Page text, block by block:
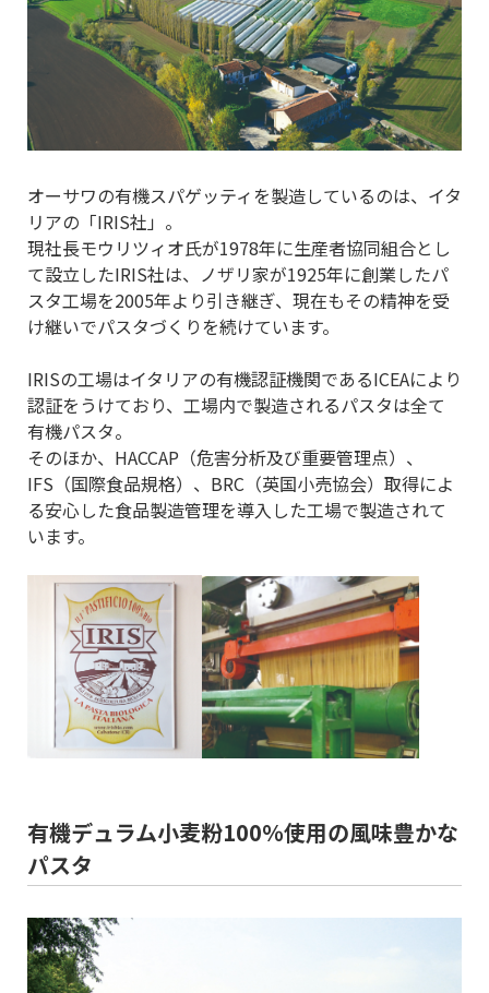
オーサワの有機スパゲッティを製造しているのは、イタ
リアの「IRIS社」。
現社長モウリツィオ氏が1978年に生産者協同組合とし
て設立したIRIS社は、ノザリ家が1925年に創業したパ
スタ工場を2005年より引き継ぎ、現在もその精神を受
け継いでパスタづくりを続けています。
IRISの工場はイタリアの有機認証機関であるICEAにより
認証をうけており、工場内で製造されるパスタは全て
有機パスタ。
そのほか、HACCAP（危害分析及び重要管理点）、
IFS（国際食品規格）、BRC（英国小売協会）取得によ
る安心した食品製造管理を導入した工場で製造されて
います。
有機デュラム小麦粉100％使用の風味豊かな
パスタ